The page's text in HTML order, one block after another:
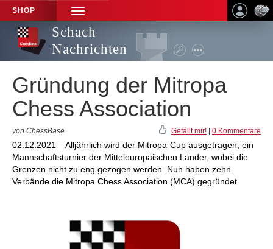
SHOP
TOGGLE
NAVIGATION
Schach
Nachrichten
Gründung der Mitropa
Chess Association
von ChessBase Gefällt mir! 0 Kommentare
02.12.2021 – Alljährlich wird der Mitropa-Cup ausgetragen, ein
Mannschaftsturnier der Mitteleuropäischen Länder, wobei die
Grenzen nicht zu eng gezogen werden. Nun haben zehn
Verbände die Mitropa Chess Association (MCA) gegründet.